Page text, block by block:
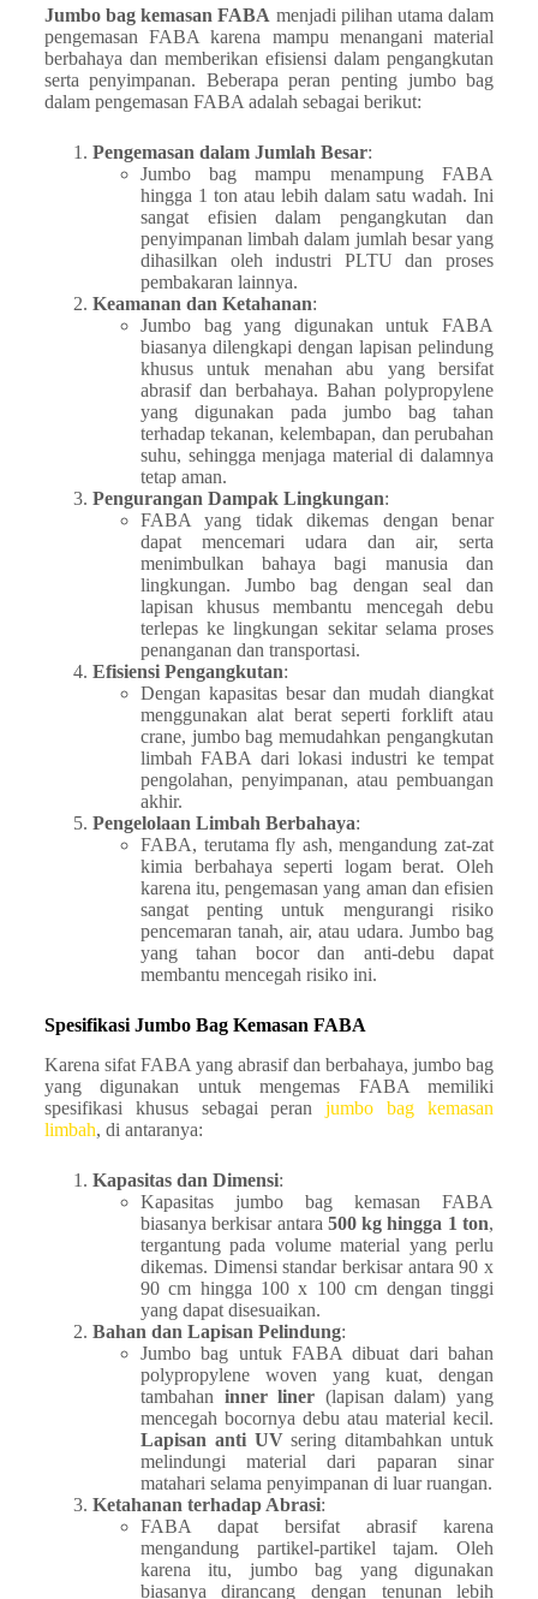
Jumbo bag kemasan FABA menjadi pilihan utama dalam
pengemasan FABA karena mampu menangani material
berbahaya dan memberikan efisiensi dalam pengangkutan
serta penyimpanan. Beberapa peran penting jumbo bag
dalam pengemasan FABA adalah sebagai berikut:
Pengemasan dalam Jumlah Besar:
Jumbo bag mampu menampung FABA
hingga 1 ton atau lebih dalam satu wadah. Ini
sangat efisien dalam pengangkutan dan
penyimpanan limbah dalam jumlah besar yang
dihasilkan oleh industri PLTU dan proses
pembakaran lainnya.
Keamanan dan Ketahanan:
Jumbo bag yang digunakan untuk FABA
biasanya dilengkapi dengan lapisan pelindung
khusus untuk menahan abu yang bersifat
abrasif dan berbahaya. Bahan polypropylene
yang digunakan pada jumbo bag tahan
terhadap tekanan, kelembapan, dan perubahan
suhu, sehingga menjaga material di dalamnya
tetap aman.
Pengurangan Dampak Lingkungan:
FABA yang tidak dikemas dengan benar
dapat mencemari udara dan air, serta
menimbulkan bahaya bagi manusia dan
lingkungan. Jumbo bag dengan seal dan
lapisan khusus membantu mencegah debu
terlepas ke lingkungan sekitar selama proses
penanganan dan transportasi.
Efisiensi Pengangkutan:
Dengan kapasitas besar dan mudah diangkat
menggunakan alat berat seperti forklift atau
crane, jumbo bag memudahkan pengangkutan
limbah FABA dari lokasi industri ke tempat
pengolahan, penyimpanan, atau pembuangan
akhir.
Pengelolaan Limbah Berbahaya:
FABA, terutama fly ash, mengandung zat-zat
kimia berbahaya seperti logam berat. Oleh
karena itu, pengemasan yang aman dan efisien
sangat penting untuk mengurangi risiko
pencemaran tanah, air, atau udara. Jumbo bag
yang tahan bocor dan anti-debu dapat
membantu mencegah risiko ini.
Spesifikasi Jumbo Bag Kemasan FABA
Karena sifat FABA yang abrasif dan berbahaya, jumbo bag
yang digunakan untuk mengemas FABA memiliki
spesifikasi khusus sebagai peranjumbo bag kemasan
limbah, di antaranya:
Kapasitas dan Dimensi:
Kapasitas jumbo bag kemasan FABA
biasanya berkisar antara 500 kg hingga 1 ton,
tergantung pada volume material yang perlu
dikemas. Dimensi standar berkisar antara 90 x
90 cm hingga 100 x 100 cm dengan tinggi
yang dapat disesuaikan.
Bahan dan Lapisan Pelindung:
Jumbo bag untuk FABA dibuat dari bahan
polypropylene woven yang kuat, dengan
tambahan inner liner (lapisan dalam) yang
mencegah bocornya debu atau material kecil.
Lapisan anti UVsering ditambahkan untuk
melindungi material dari paparan sinar
matahari selama penyimpanan di luar ruangan.
Ketahanan terhadap Abrasi:
FABA dapat bersifat abrasif karena
mengandung partikel-partikel tajam. Oleh
karena itu, jumbo bag yang digunakan
biasanya dirancang dengan tenunan lebih